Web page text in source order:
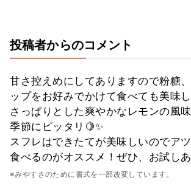
投稿者からのコメント
甘さ控えめにしてありますので粉糖
ップをお好みでかけて食べても美味
さっぱりとした爽やかなレモンの風
季節にピッタリ🍋✨
スフレはできたてが美味しいのでア
食べるのがオススメ！ぜひ、お試し
※みやすさのために書式を一部改変しています。